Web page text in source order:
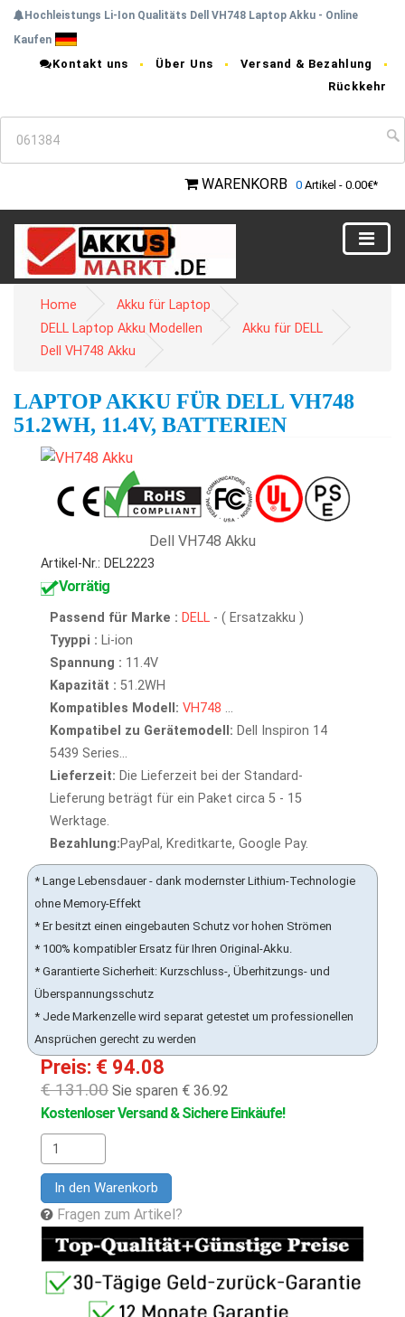
Hochleistungs Li-Ion Qualitäts Dell VH748 Laptop Akku - Online
Kaufen
Kontakt uns Über Uns
Versand & Bezahlung
Rückkehr
WARENKORB 0 Artikel - 0.00€*
Home
Akku für Laptop
DELL Laptop Akku Modellen
Akku für DELL
Dell VH748 Akku
LAPTOP AKKU FÜR DELL VH748
51.2WH, 11.4V, BATTERIEN
Dell VH748 Akku
Artikel-Nr.: DEL2223
Vorrätig
Passend für Marke : DELL - ( Ersatzakku )
Tyyppi : Li-ion
Spannung : 11.4V
Kapazität : 51.2WH
Kompatibles Modell: VH748 ...
Kompatibel zu Gerätemodell: Dell Inspiron 14
5439 Series...
Lieferzeit: Die Lieferzeit bei der Standard-
Lieferung beträgt für ein Paket circa 5 - 15
Werktage.
Bezahlung:PayPal, Kreditkarte, Google Pay.
* Lange Lebensdauer - dank modernster Lithium-Technologie
ohne Memory-Effekt
* Er besitzt einen eingebauten Schutz vor hohen Strömen
* 100% kompatibler Ersatz für Ihren Original-Akku.
* Garantierte Sicherheit: Kurzschluss-, Überhitzungs- und
Überspannungsschutz
* Jede Markenzelle wird separat getestet um professionellen
Ansprüchen gerecht zu werden
Preis: € 94.08
€ 131.00 Sie sparen € 36.92
Kostenloser Versand & Sichere Einkäufe!
In den Warenkorb
Fragen zum Artikel?